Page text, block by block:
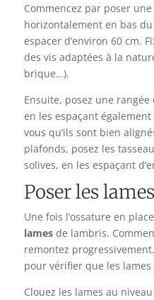
Commencez par poser
horizontalement en bas
espacer d’environ 60 cm.
des vis adaptées à la
brique…).
Ensuite, posez une
en les espaçant également
vous qu’ils sont bien
plafonds, posez les
solives, en les espaçant
Poser les
Une fois l’ossature en
lamesde lambris.
remontez
pour vérifier que les
Clouez les lames au